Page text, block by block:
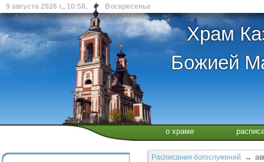
9 августа 2026 г., 10:58, Воскресенье
Храм
Божией
о храме
Расписания богослужений →